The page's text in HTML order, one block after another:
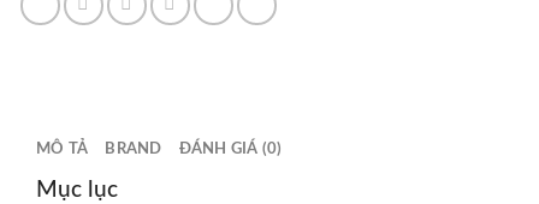
MÔ TẢ BRAND ĐÁNH GIÁ (0)
Mục lục